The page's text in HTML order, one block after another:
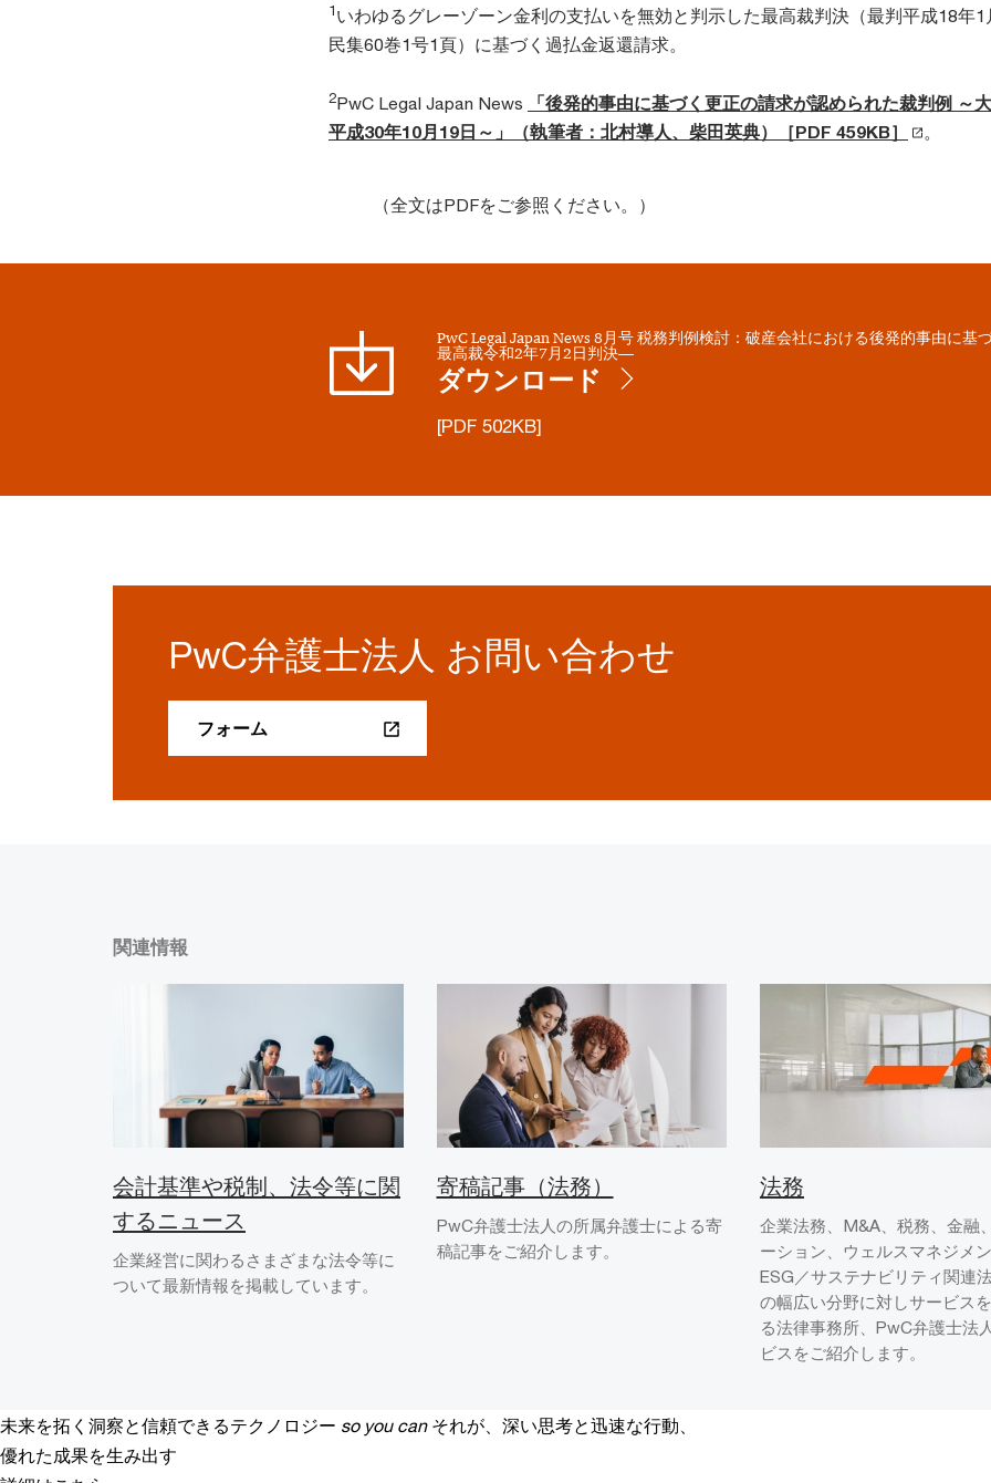
1 いわゆるグレーゾーン金利の支払いを無効と判示した最高裁判決（最判平成18年1
民集60巻1号1頁）に基づく過払金返還請求。
2PwC Legal Japan News
「後発的事由に基づく更正の請求が認められた裁判例 ～
平成30年10月19日～」（執筆者：北村導人、柴田英典）［PDF 459KB］
。
（全文はPDFをご参照ください。）
PwC Legal Japan News 8月号 税務判例検討：破産会社における後発的事由に
最高裁令和2年7月2日判決―
ダウンロード
[PDF 502KB]
PwC弁護士法人 お問い合わせ
フォーム
関連情報
会計基準や税制、法令等に関
するニュース
企業経営に関わるさまざまな法令等に
ついて最新情報を掲載しています。
寄稿記事（法務）
PwC弁護士法人の所属弁護士による寄
稿記事をご紹介します。
法務
企業法務、M&A、税務、金融
ーション、ウェルスマネジメン
ESG／サステナビリティ関連
の幅広い分野に対しサービス
る法律事務所、PwC弁護士法
ビスをご紹介します。
未来を拓く洞察と信頼できるテクノロジー so you can それが、深い思考と迅速な行動、
優れた成果を生み出す